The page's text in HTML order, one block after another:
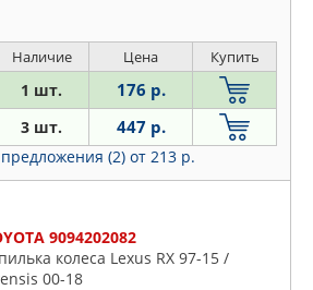
Наличие Цена Купить
1 шт. 176 р.
3 шт. 447 р.
(2) от 213 р.
9094202082
колеса Lexus RX 97-15 /
00-18